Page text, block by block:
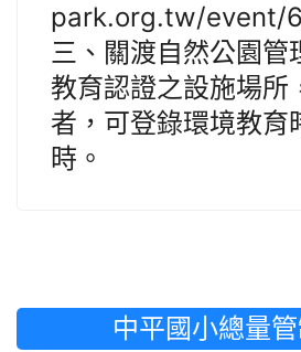
park.org.tw/event/
三、關渡自然公園管
教育認證之設施場所
者，可登錄環境教育
時。
中平國小總量